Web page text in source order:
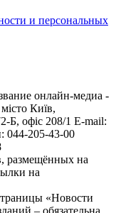
и персональных
онлайн-медиа -
Київ,
офіс 208/1 E-mail:
044-205-43-00
размещённых на
на
«Новости
– обязательна